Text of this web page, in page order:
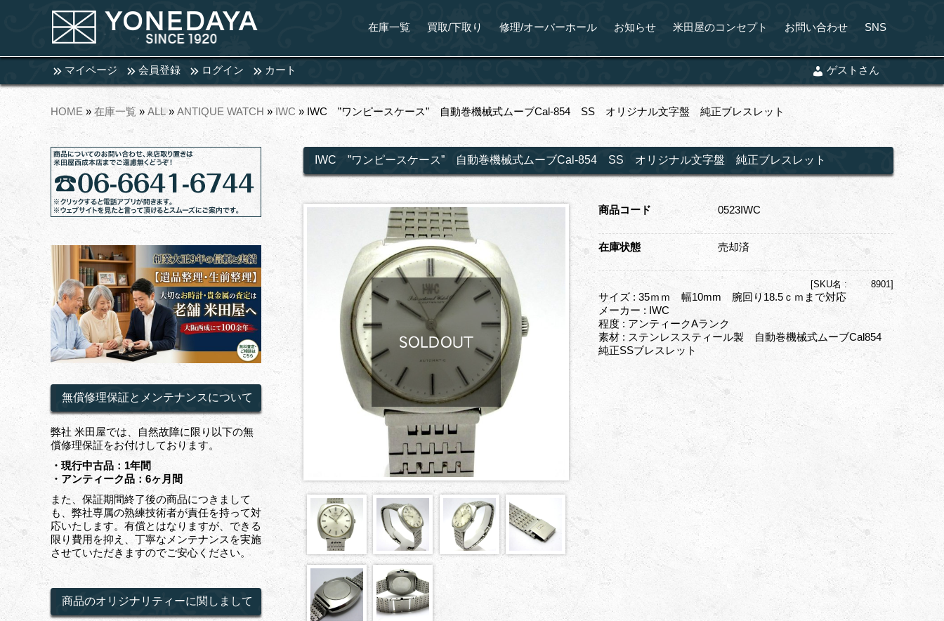
在庫一覧 買取/下取り 修理/オーバーホール お知らせ 米田屋のコンセプト お問い合わせ SNS
マイページ 会員登録 ログイン カート ゲストさん
HOME » 在庫一覧 » ALL» ANTIQUE WATCH »IWC » IWC ”ワンピースケース” 自動巻機械式ムーブCal-854 SS オリジナル文字盤 純正ブレスレット
IWC ”ワンピースケース” 自動巻機械式ムーブCal-854 SS オリジナル文字盤 純正ブレスレット
商品コード 0523IWC
在庫状態 売却済
[SKU名 : 8901]
サイズ : 35ｍｍ 幅10mm 腕回り18.5ｃｍまで対応
メーカー : IWC
程度 : アンティークAランク
素材 : ステンレススティール製 自動巻機械式ムーブCal854
純正SSブレスレット
無償修理保証とメンテナンスについて
弊社 米田屋では、自然故障に限り以下の無
償修理保証をお付けしております。
・現行中古品：1年間
・アンティーク品：6ヶ月間
また、保証期間終了後の商品につきまして
も、弊社専属の熟練技術者が責任を持って対
応いたします。有償とはなりますが、できる
限り費用を抑え、丁寧なメンテナンスを実施
させていただきますのでご安心ください。
商品のオリジナリティーに関しまして